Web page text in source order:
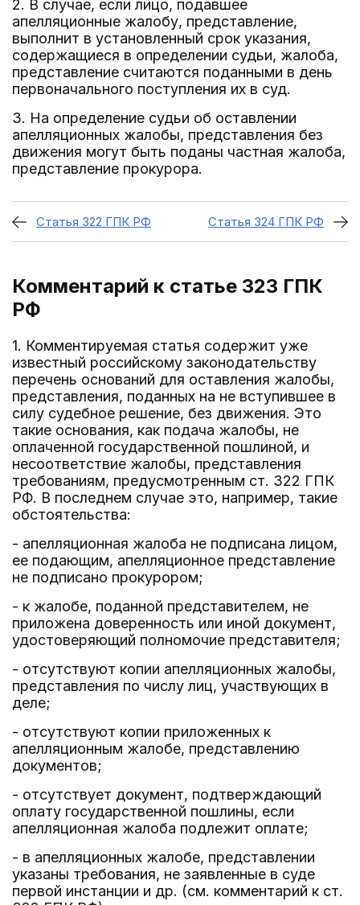
2. В случае, если лицо, подавшее
апелляционные жалобу, представление,
выполнит в установленный срок указания,
содержащиеся в определении судьи, жалоба,
представление считаются поданными в день
первоначального поступления их в суд.
3. На определение судьи об оставлении
апелляционных жалобы, представления без
движения могут быть поданы частная жалоба,
представление прокурора.
Статья 322 ГПК РФ Статья 324 ГПК РФ
Комментарий к статье 323 ГПК
РФ
1. Комментируемая статья содержит уже
известный российскому законодательству
перечень оснований для оставления жалобы,
представления, поданных на не вступившее в
силу судебное решение, без движения. Это
такие основания, как подача жалобы, не
оплаченной государственной пошлиной, и
несоответствие жалобы, представления
требованиям, предусмотренным ст. 322 ГПК
РФ. В последнем случае это, например, такие
обстоятельства:
- апелляционная жалоба не подписана лицом,
ее подающим, апелляционное представление
не подписано прокурором;
- к жалобе, поданной представителем, не
приложена доверенность или иной документ,
удостоверяющий полномочие представителя;
- отсутствуют копии апелляционных жалобы,
представления по числу лиц, участвующих в
деле;
- отсутствуют копии приложенных к
апелляционным жалобе, представлению
документов;
- отсутствует документ, подтверждающий
оплату государственной пошлины, если
апелляционная жалоба подлежит оплате;
- в апелляционных жалобе, представлении
указаны требования, не заявленные в суде
первой инстанции и др. (см. комментарий к ст.